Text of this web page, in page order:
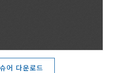
어 다운로드